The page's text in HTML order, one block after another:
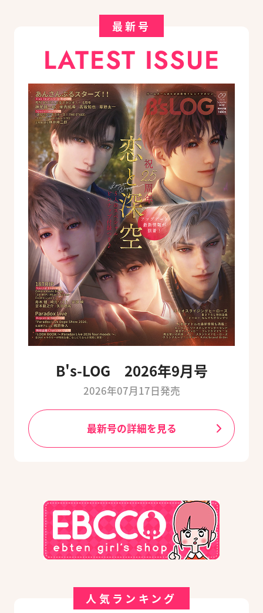
最新号
LATEST ISSUE
B's-LOG 2026年9月号
2026年07月17日発売
最新号の詳細を見る
人気ランキング